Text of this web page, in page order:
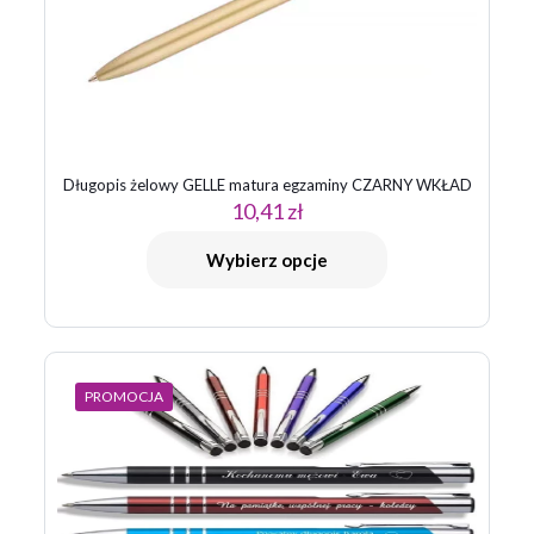
mail*
Zapamiętaj moje dane w tej przeglądarce podczas pisania
kolejnych komentarzy.
Długopis żelowy GELLE matura egzaminy CZARNY WKŁAD
10,41zł
Wybierz opcje
PROMOCJA